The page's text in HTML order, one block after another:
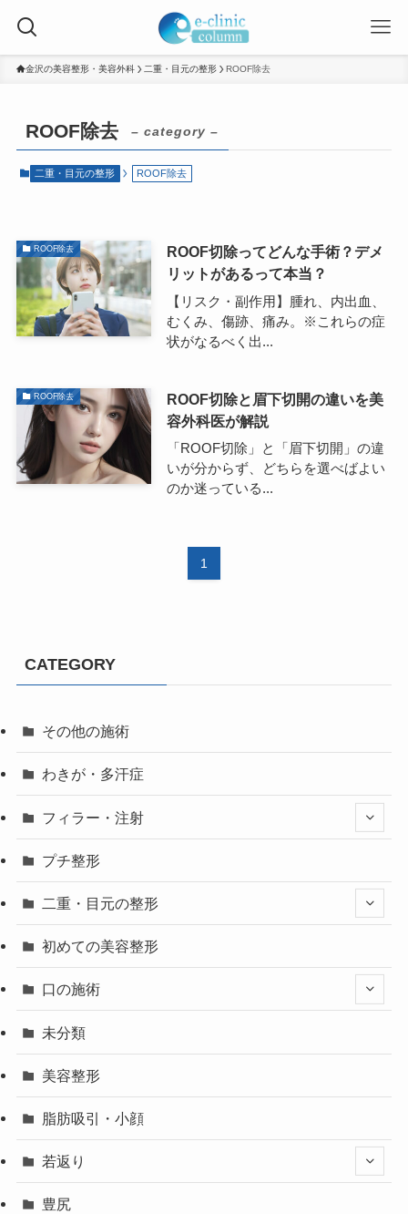
金沢の美容整形・美容外科 二重・目元の整形 ROOF除去
ROOF除去 – category –
二重・目元の整形 ROOF除去
ROOF除去
ROOF切除ってどんな手術？デメ
リットがあるって本当？
【リスク・副作用】腫れ、内出血、
むくみ、傷跡、痛み。※これらの症
状がなるべく出...
ROOF除去
ROOF切除と眉下切開の違いを美
容外科医が解説
「ROOF切除」と「眉下切開」の違
いが分からず、どちらを選べばよい
のか迷っている...
1
CATEGORY
その他の施術
わきが・多汗症
フィラー・注射
プチ整形
二重・目元の整形
初めての美容整形
口の施術
未分類
美容整形
脂肪吸引・小顔
若返り
豊尻